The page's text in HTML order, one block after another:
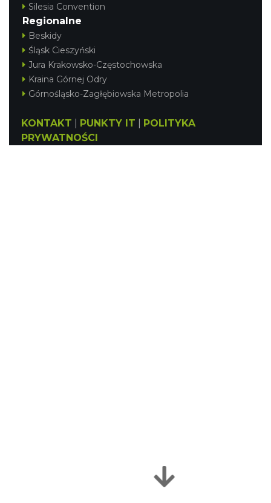
Silesia Convention
Regionalne
Beskidy
Śląsk Cieszyński
Jura Krakowsko-Częstochowska
Kraina Górnej Odry
Górnośląsko-Zagłębiowska Metropolia
KONTAKT PUNKTY IT
POLITYKA
PRYWATNOŚCI